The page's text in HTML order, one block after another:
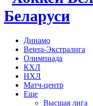
Беларуси
Динамо
Betera-Экстралига
Олимпиада
КХЛ
НХЛ
Матч-центр
Еще
Высшая лига